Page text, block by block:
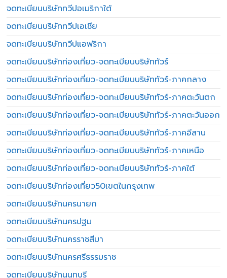
จดทะเบียนบริษัททวีปอเมริกาใต้
จดทะเบียนบริษัททวีปเอเชีย
จดทะเบียนบริษัททวีปแอฟริกา
จดทะเบียนบริษัทท่องเที่ยว-จดทะเบียนบริษัททัวร์
จดทะเบียนบริษัทท่องเที่ยว-จดทะเบียนบริษัททัวร์-ภาคกลาง
จดทะเบียนบริษัทท่องเที่ยว-จดทะเบียนบริษัททัวร์-ภาคตะวันตก
จดทะเบียนบริษัทท่องเที่ยว-จดทะเบียนบริษัททัวร์-ภาคตะวันออก
จดทะเบียนบริษัทท่องเที่ยว-จดทะเบียนบริษัททัวร์-ภาคอีสาน
จดทะเบียนบริษัทท่องเที่ยว-จดทะเบียนบริษัททัวร์-ภาคเหนือ
จดทะเบียนบริษัทท่องเที่ยว-จดทะเบียนบริษัททัวร์-ภาคใต้
จดทะเบียนบริษัทท่องเที่ยว50เขตในกรุงเทพ
จดทะเบียนบริษัทนครนายก
จดทะเบียนบริษัทนครปฐม
จดทะเบียนบริษัทนครราชสีมา
จดทะเบียนบริษัทนครศรีธรรมราช
จดทะเบียนบริษัทนนทบุรี